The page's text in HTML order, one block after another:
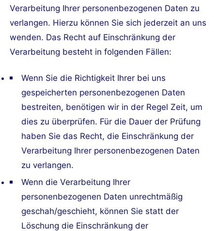
Verarbeitung Ihrer personenbezogenen Daten zu
verlangen. Hierzu können Sie sich jederzeit an uns
wenden. Das Recht auf Einschränkung der
Verarbeitung besteht in folgenden Fällen:
Wenn Sie die Richtigkeit Ihrer bei uns
gespeicherten personenbezogenen Daten
bestreiten, benötigen wir in der Regel Zeit, um
dies zu überprüfen. Für die Dauer der Prüfung
haben Sie das Recht, die Einschränkung der
Verarbeitung Ihrer personenbezogenen Daten
zu verlangen.
Wenn die Verarbeitung Ihrer
personenbezogenen Daten unrechtmäßig
geschah/geschieht, können Sie statt der
Löschung die Einschränkung der